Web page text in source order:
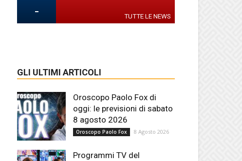
- TUTTE LE NEWS
GLI ULTIMI ARTICOLI
Oroscopo Paolo Fox di
oggi: le previsioni di sabato
8 agosto 2026
Oroscopo Paolo Fox 8 Agosto 2026
Programmi TV del